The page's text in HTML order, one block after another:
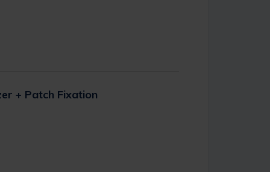
+ Patch Fixation